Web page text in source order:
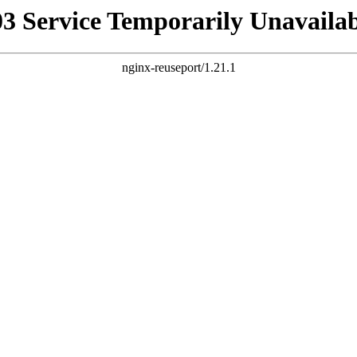
Service Temporarily
nginx-reuseport/1.21.1